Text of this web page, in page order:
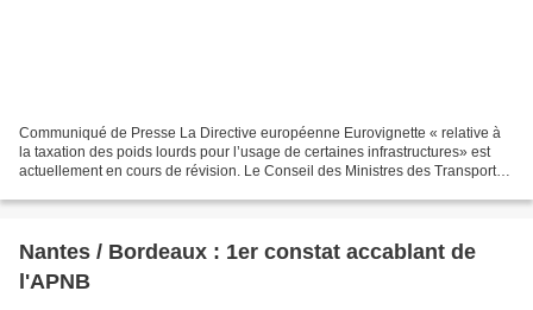
Communiqué de Presse La Directive européenne Eurovignette « relative à
la taxation des poids lourds pour l’usage de certaines infrastructures» est
actuellement en cours de révision. Le Conseil des Ministres des Transports,
Nantes / Bordeaux : 1er constat accablant de
l'APNB